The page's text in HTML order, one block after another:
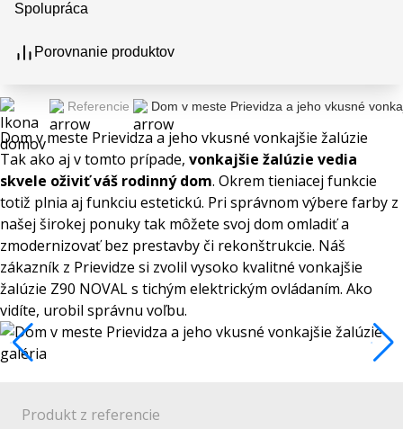
Spolupráca
Porovnanie produktov
Referencie Dom v meste Prievidza a jeho vkusné
Dom v meste Prievidza a jeho vkusné vonkajšie žalúzie
Tak ako aj v tomto prípade, vonkajšie žalúzie vedia
skvele oživiť váš rodinný dom. Okrem tieniacej funkcie
totiž plnia aj funkciu estetickú. Pri správnom výbere farby z
našej širokej ponuky tak môžete svoj dom omladiť a
zmodernizovať bez prestavby či rekonštrukcie. Náš
zákazník z Prievidze si zvolil vysoko kvalitné vonkajšie
žalúzie Z90 NOVAL s tichým elektrickým ovládaním. Ako
vidíte, urobil správnu voľbu.
Produkt z referencie